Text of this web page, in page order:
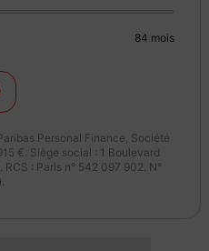
pneumatiques
carte grise
:
pneumatiques
carte grise
84 mois
Personal Finance, Société
€. Siège social : 1 Boulevard
: Paris n° 542 097 902. N°